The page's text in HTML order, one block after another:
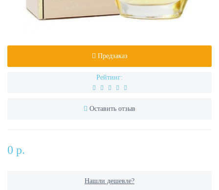
Предзаказ
Рейтинг:
Оставить отзыв
0 р.
Нашли дешевле?